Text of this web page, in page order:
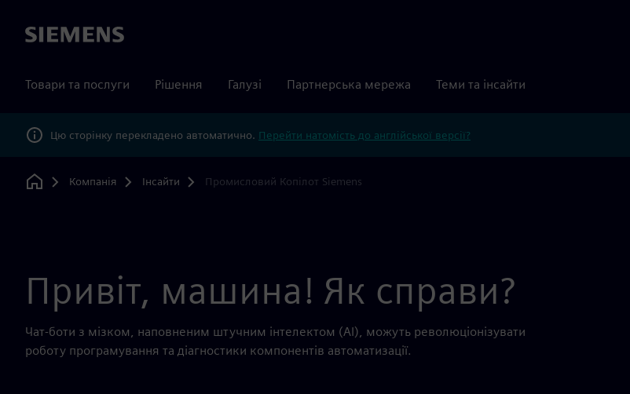
Siemens
Товари та послуги Рішення Галузі Партнерська мережа Теми та інсайти
Цю сторінку перекладено автоматично. Перейти натомість до англійської версії?
Home
Компанія Інсайти Промисловий Копілот Siemens
Привіт, машина! Як справи?
Чат-боти з мізком, наповненим штучним інтелектом (AI), можуть революціонізувати
роботу програмування та діагностики компонентів автоматизації.